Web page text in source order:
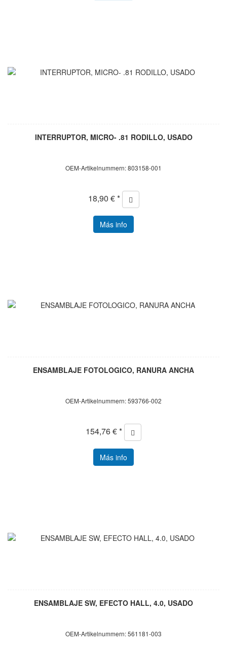
INTERRUPTOR, MICRO- .81 RODILLO, USADO
OEM-Artikelnummern: 803158-001
18,90 € *
Más info
ENSAMBLAJE FOTOLOGICO, RANURA ANCHA
OEM-Artikelnummern: 593766-002
154,76 € *
Más info
ENSAMBLAJE SW, EFECTO HALL, 4.0, USADO
OEM-Artikelnummern: 561181-003